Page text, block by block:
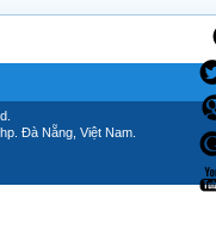
Đà Nẵng, Việt Nam.